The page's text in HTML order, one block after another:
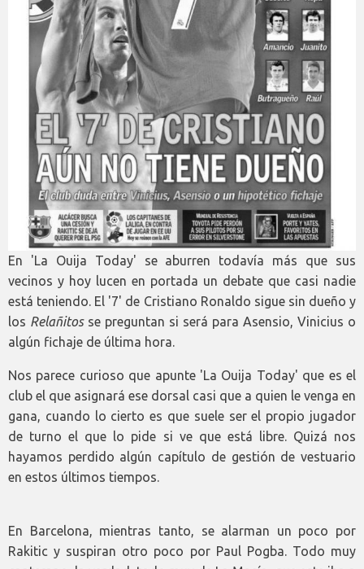
En 'La Ouija Today' se aburren todavía más que sus
vecinos y hoy lucen en portada un debate que casi nadie
está teniendo. El '7' de Cristiano Ronaldo sigue sin dueño y
los Relañitosse preguntan si será para Asensio, Vinicius o
algún fichaje de última hora.
Nos parece curioso que apunte 'La Ouija Today' que es el
club el que asignará ese dorsal casi que a quien le venga en
gana, cuando lo cierto es que suele ser el propio jugador
de turno el que lo pide si ve que está libre. Quizá nos
hayamos perdido algún capítulo de gestión de vestuario
en estos últimos tiempos.
En Barcelona, mientras tanto, se alarman un poco por
Rakitic y suspiran otro poco por Paul Pogba. Todo muy